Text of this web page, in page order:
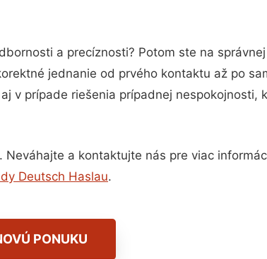
a precíznosti? Potom ste na
jednanie od prvého kontaktu až po
v prípade riešenia prípadnej nespokojnosti,
a kontaktujte nás pre viac
Deutsch Haslau.
PONUKU